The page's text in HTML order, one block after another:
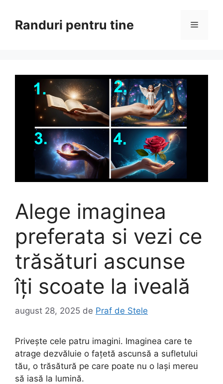
conținutRanduri pentru tine Meniu
Alege imaginea
preferata si vezi ce
trăsături ascunse
îți scoate la iveală
august 28, 2025 de Praf de Stele
Privește cele patru imagini. Imaginea care te
atrage dezvăluie o fațetă ascunsă a sufletului
tău, o trăsătură pe care poate nu o lași mereu
să iasă la lumină.